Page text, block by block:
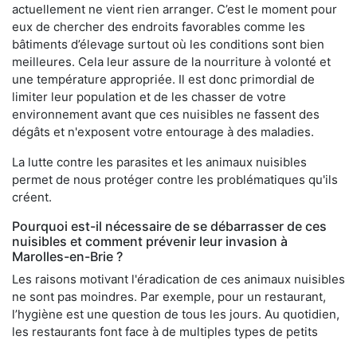
actuellement ne vient rien arranger. C’est le moment pour
eux de chercher des endroits favorables comme les
bâtiments d’élevage surtout où les conditions sont bien
meilleures. Cela leur assure de la nourriture à volonté et
une température appropriée. Il est donc primordial de
limiter leur population et de les chasser de votre
environnement avant que ces nuisibles ne fassent des
dégâts et n'exposent votre entourage à des maladies.
La lutte contre les parasites et les animaux nuisibles
permet de nous protéger contre les problématiques qu'ils
créent.
Pourquoi est-il nécessaire de se débarrasser de ces
nuisibles et comment prévenir leur invasion à
Marolles-en-Brie ?
Les raisons motivant l'éradication de ces animaux nuisibles
ne sont pas moindres. Par exemple, pour un restaurant,
l’hygiène est une question de tous les jours. Au quotidien,
les restaurants font face à de multiples types de petits